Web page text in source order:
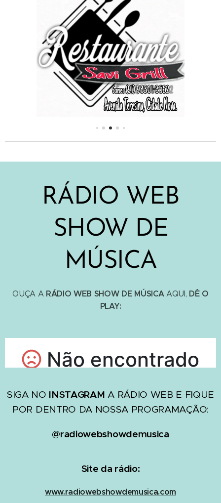
RÁDIO WEB
SHOW DE
MÚSICA
OUÇA A RÁDIO WEB SHOW DE MÚSICAAQUI, DÊ O
PLAY:
SIGA NO INSTAGRAM A RÁDIO WEB E FIQUE
POR DENTRO DA NOSSA PROGRAMAÇÃO:
@radiowebshowdemusica
Site da rádio:
www.radiowebshowdemusica.com